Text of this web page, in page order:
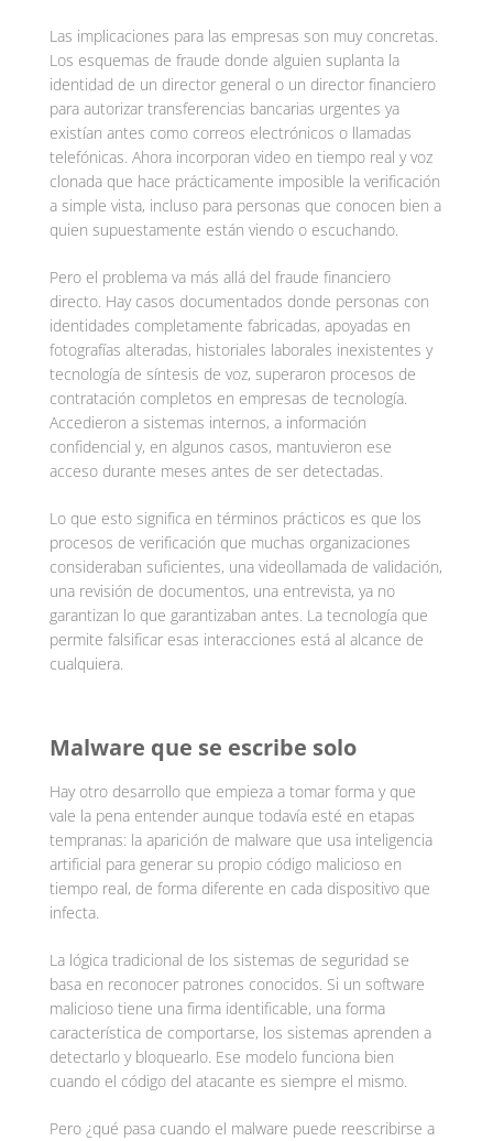
Las implicaciones para las empresas son muy concretas.
Los esquemas de fraude donde alguien suplanta la
identidad de un director general o un director financiero
para autorizar transferencias bancarias urgentes ya
existían antes como correos electrónicos o llamadas
telefónicas. Ahora incorporan video en tiempo real y voz
clonada que hace prácticamente imposible la verificación
a simple vista, incluso para personas que conocen bien a
quien supuestamente están viendo o escuchando.
Pero el problema va más allá del fraude financiero
directo. Hay casos documentados donde personas con
identidades completamente fabricadas, apoyadas en
fotografías alteradas, historiales laborales inexistentes y
tecnología de síntesis de voz, superaron procesos de
contratación completos en empresas de tecnología.
Accedieron a sistemas internos, a información
confidencial y, en algunos casos, mantuvieron ese
acceso durante meses antes de ser detectadas.
Lo que esto significa en términos prácticos es que los
procesos de verificación que muchas organizaciones
consideraban suficientes, una videollamada de validación,
una revisión de documentos, una entrevista, ya no
garantizan lo que garantizaban antes. La tecnología que
permite falsificar esas interacciones está al alcance de
cualquiera.
Malware que se escribe solo
Hay otro desarrollo que empieza a tomar forma y que
vale la pena entender aunque todavía esté en etapas
tempranas: la aparición de malware que usa inteligencia
artificial para generar su propio código malicioso en
tiempo real, de forma diferente en cada dispositivo que
infecta.
La lógica tradicional de los sistemas de seguridad se
basa en reconocer patrones conocidos. Si un software
malicioso tiene una firma identificable, una forma
característica de comportarse, los sistemas aprenden a
detectarlo y bloquearlo. Ese modelo funciona bien
cuando el código del atacante es siempre el mismo.
Pero ¿qué pasa cuando el malware puede reescribirse a